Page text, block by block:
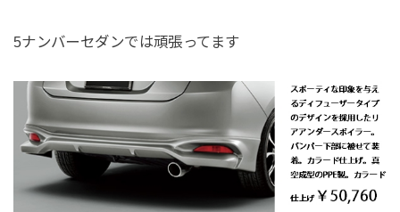
5ナンバーセダンでは頑張ってます